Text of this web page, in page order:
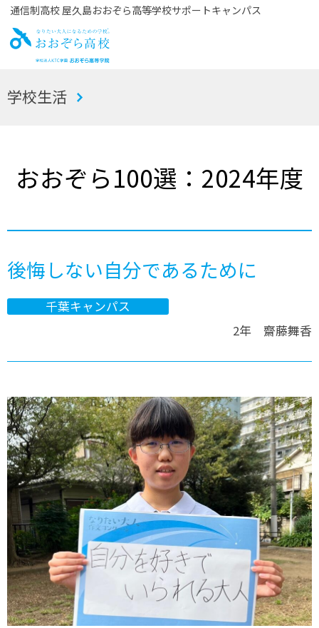
通信制高校 屋久島おおぞら高等学校サポートキャンパス
お
学校生活
おおぞら100選：2024年度
後悔しない自分であるために
千葉キャンパス
2年 齋藤舞香